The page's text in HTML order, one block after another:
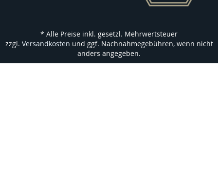
* Alle Preise inkl. gesetzl. Mehrwertsteuer
zzgl. Versandkosten und ggf. Nachnahmegebühren, wenn nicht
anders angegeben.